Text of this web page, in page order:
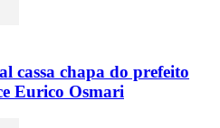
cassa chapa do prefeito
Eurico Osmari